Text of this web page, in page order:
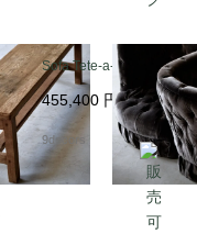
Sofa Tete-a-Tete
455,400 円
9decors